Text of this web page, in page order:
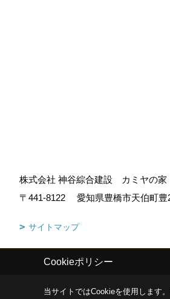
株式会社 神谷綜合建設 カミヤの家
〒441-8122
愛知県豊橋市天伯町
サイトマップ
Copyright (c) KAMIYA CO.,LTD. All Rights
Cookieポリシー
当サイトではCookieを使用します。